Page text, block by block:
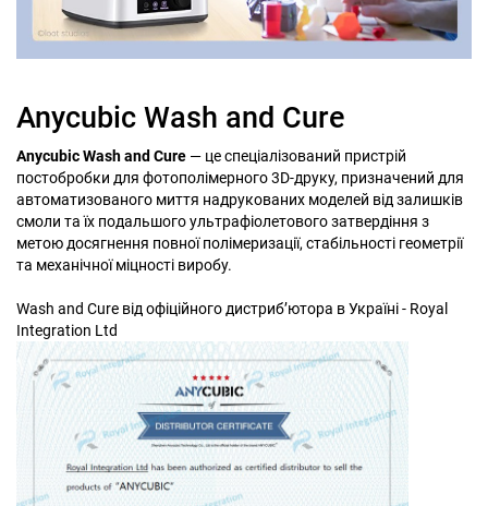
Anycubic Wash and Cure
Anycubic Wash and Cure — це спеціалізований пристрій
постобробки для фотополімерного 3D-друку, призначений для
автоматизованого миття надрукованих моделей від залишків
смоли та їх подальшого ультрафіолетового затвердіння з
метою досягнення повної полімеризації, стабільності геометрії
та механічної міцності виробу.
Wash and Cure від офіційного дистриб’ютора в Україні - Royal
Integration Ltd